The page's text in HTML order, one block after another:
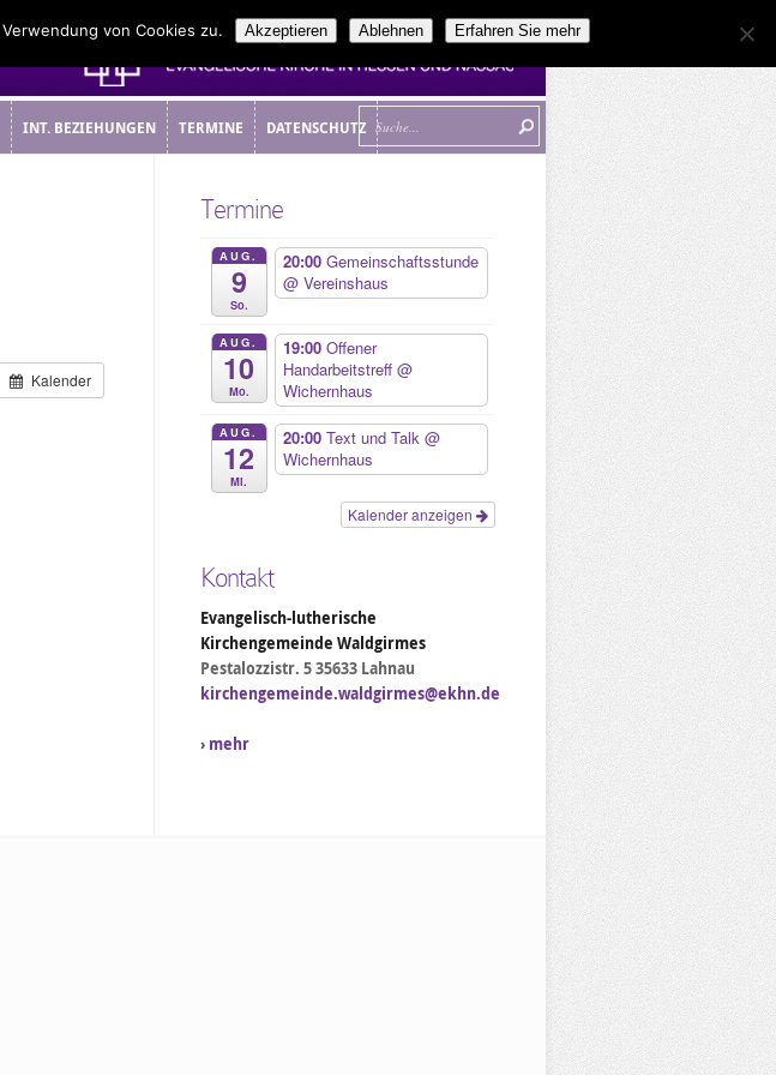
INT. BEZIEHUNGEN TERMINE DATENSCHUTZ
Kalender
Termine
AUG.
9
So.
20:00 Gemeinschaftsstunde
@ Vereinshaus
AUG.
10
Mo.
19:00 Offener
Handarbeitstreff @
Wichernhaus
AUG.
12
Mi.
20:00 Text und Talk @
Wichernhaus
Kalender anzeigen
Kontakt
Evangelisch-lutherische
Kirchengemeinde Waldgirmes
Pestalozzistr. 5 35633 Lahnau
kirchengemeinde.waldgirmes@ekhn.de
› mehr
von Cookies zu. Akzeptieren Ablehnen Erfahren Sie mehr